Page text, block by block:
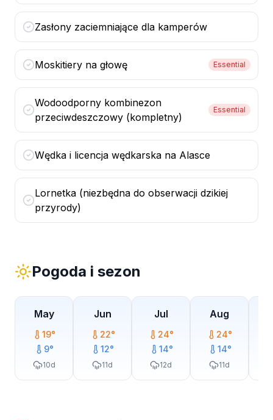
Zasłony zaciemniające dla kamperów
Moskitiery na głowę Essential
Wodoodporny kombinezon
przeciwdeszczowy (kompletny)
Essential
Wędka i licencja wędkarska na Alasce
Lornetka (niezbędna do obserwacji dzikiej
przyrody)
Pogoda i sezon
May
19°
9°
10d
Jun
22°
12°
11d
Jul
24°
14°
12d
Aug
24°
14°
11d